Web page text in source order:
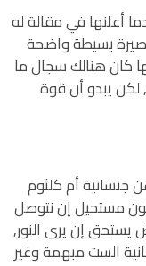
أعلنها في مقالة له
بسيطة واضحة
1990: “خلال حياتها كان هنالك سجال ما
لكن يبدو أن قوة
جنسانية أم كلثوم
مستحيل إن نتوصل
يستحق إن يرى النور,
الست مبهمة وغير